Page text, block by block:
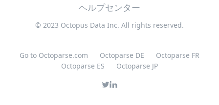
ヘルプセンター
© 2023 Octopus Data Inc. All rights reserved.
Go to Octoparse.com Octoparse DE
Octoparse FR
Octoparse ES
Octoparse JP